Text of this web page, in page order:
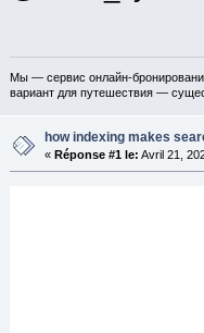
Мы — сервис онлайн-
вариант для путешествия —
how indexing makes
« Réponse #1 le: Avril 21,